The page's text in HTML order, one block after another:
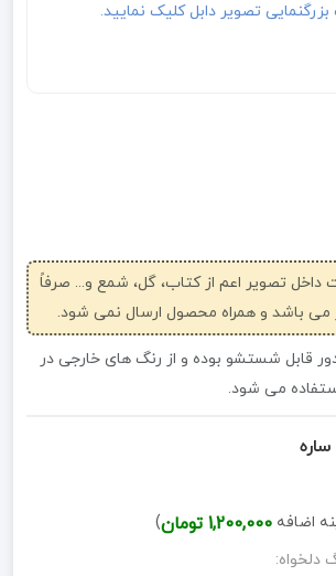
تصویر دابل کلیک نمایید.
داخل تصویر اعم از کتاب، گل، شمع و... صرفاً
می باشد و همراه محصول ارسال نمی شود.
قابل شستشو بوده و از رنگ های خارجی در
می شود.
اضافه 1,200,000 تومان
)
دلخواه: